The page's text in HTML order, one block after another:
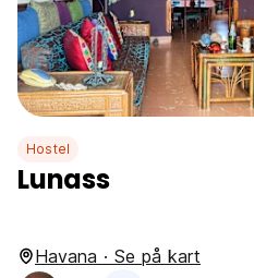
Hostel
Lunass
Havana · Se på kart